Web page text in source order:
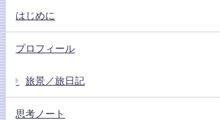
はじめに
プロフィール
旅景／旅日記
思考ノート